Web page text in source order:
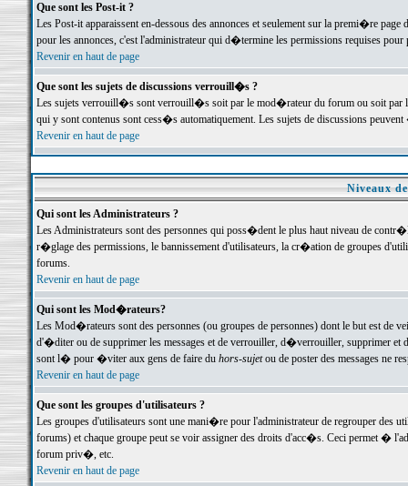
Que sont les Post-it ?
Les Post-it apparaissent en-dessous des annonces et seulement sur la premi�re
pour les annonces, c'est l'administrateur qui d�termine les permissions requises pour
Revenir en haut de page
Que sont les sujets de discussions verrouill�s ?
Les sujets verrouill�s sont verrouill�s soit par le mod�rateur du forum ou soit par
qui y sont contenus sont cess�s automatiquement. Les sujets de discussions
Revenir en haut de page
Niveaux
Qui sont les Administrateurs ?
Les Administrateurs sont des personnes qui poss�dent le plus haut niveau de
r�glage des permissions, le bannissement d'utilisateurs, la cr�ation de groupes
forums.
Revenir en haut de page
Qui sont les Mod�rateurs?
Les Mod�rateurs sont des personnes (ou groupes de personnes) dont le but est de
d'�diter ou de supprimer les messages et de verrouiller, d�verrouiller, supprimer
sont l� pour �viter aux gens de faire du hors-sujetou de poster des messages ne
Revenir en haut de page
Que sont les groupes d'utilisateurs ?
Les groupes d'utilisateurs sont une mani�re pour l'administrateur de regrouper des
forums) et chaque groupe peut se voir assigner des droits d'acc�s. Ceci permet
forum priv�, etc.
Revenir en haut de page